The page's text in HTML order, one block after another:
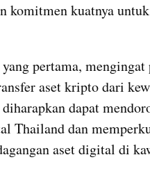
komitmen kuatnya
pertama,
aset kripto dari
dapat
Thailand dan
aset digital di